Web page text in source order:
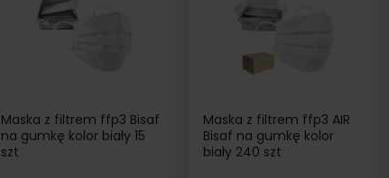
Maska z filtrem ffp3 Bisaf
na gumkę kolor biały 15
szt
Maska z filtrem ffp3 AIR
Bisaf na gumkę kolor
biały 240 szt